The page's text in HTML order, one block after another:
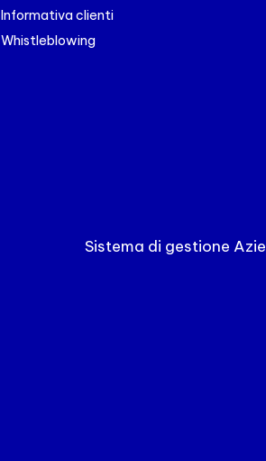
Informativa clienti
Whistleblowing
Sistema di gestione